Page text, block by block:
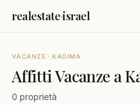
realestate·israel
VACANZE · KADIMA
Affitti Vacanze a
0 proprietà